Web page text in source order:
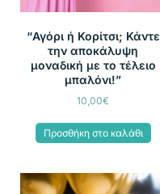
“Αγόρι ή Κορίτσι; Κάντε
την αποκάλυψη
μοναδική με το τέλειο
μπαλόνι!”
10,00€
Προσθήκη στο καλάθι